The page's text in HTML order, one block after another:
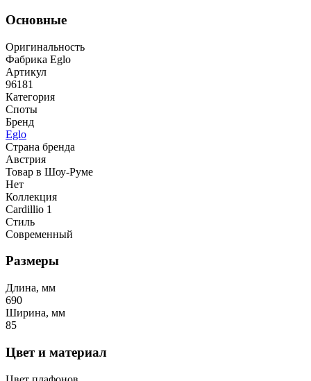
Основные
Оригинальность
Фабрика Eglo
Артикул
96181
Категория
Споты
Бренд
Eglo
Страна бренда
Австрия
Товар в Шоу-Руме
Нет
Коллекция
Cardillio 1
Стиль
Современный
Размеры
Длина, мм
690
Ширина, мм
85
Цвет и материал